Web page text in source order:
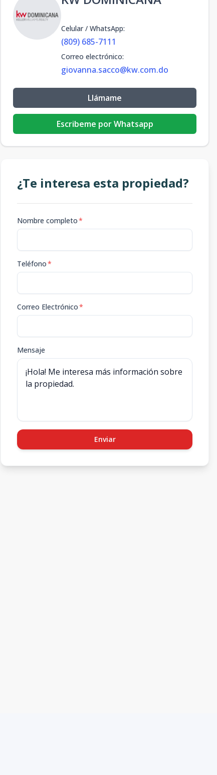
Celular / WhatsApp:
(809) 685-7111
Correo electrónico:
giovanna.sacco@kw.com.do
Llámame
Escribeme por Whatsapp
¿Te interesa esta propiedad?
Nombre completo*
Teléfono*
Correo Electrónico*
Mensaje
Enviar